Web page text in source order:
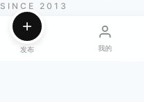
SINCE 2013
发布 我的